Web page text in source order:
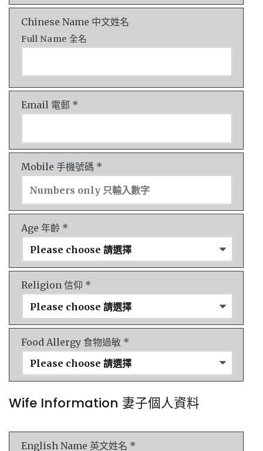
Chinese Name 中文姓名
Full Name 全名
Email 電郵 *
Mobile 手機號碼 *
Age 年齡 *
Religion 信仰 *
Food Allergy 食物過敏 *
Wife Information 妻子個人資料
English Name 英文姓名 *